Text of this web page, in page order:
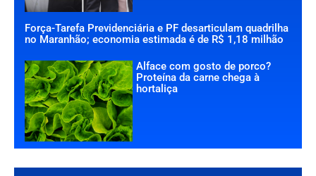
Força-Tarefa Previdenciária e PF desarticulam quadrilha
no Maranhão; economia estimada é de R$ 1,18 milhão
Alface com gosto de porco?
Proteína da carne chega à
hortaliça